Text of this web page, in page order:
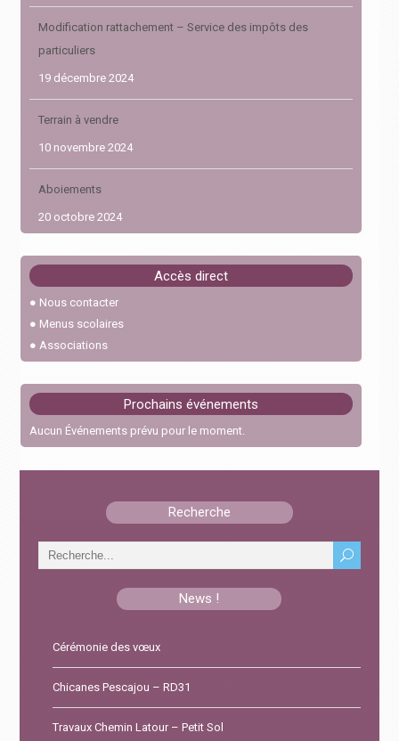
Modification rattachement – Service des impôts des
particuliers
19 décembre 2024
Terrain à vendre
10 novembre 2024
Aboiements
20 octobre 2024
Abaissement de l’âge requis à 17 ans pour le permis de
30 janvier 2024
Feux interdits
6 janvier 2026
15 septembre 2025
Accès direct
● Nous contacter
● Menus scolaires
● Associations
Prochains événements
Aucun Événements prévu pour le moment.
Recherche
News !
Cérémonie des vœux
Chicanes Pescajou – RD31
Travaux Chemin Latour – Petit Sol